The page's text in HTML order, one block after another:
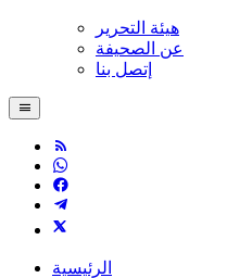
هيئة التحرير
عن الصحيفة
إتصل بنا
الرئيسية